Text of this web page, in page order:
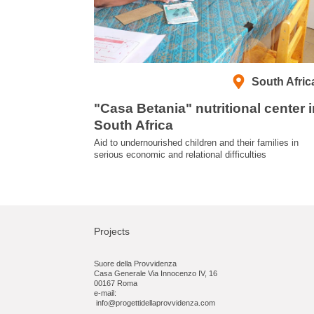
South
"Casa Betania" nutritional center
South Africa
Aid to undernourished children and their families in
serious economic and relational difficulties
Projects
Suore della Provvidenza
Casa Generale Via Innocenzo IV, 16
00167 Roma
e-mail:
info@progettidellaprovvidenza.com